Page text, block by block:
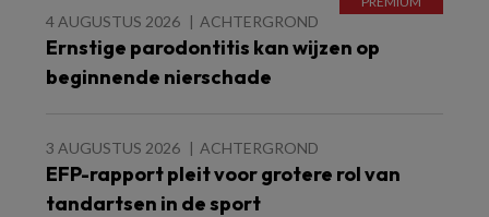
4 AUGUSTUS 2026 ACHTERGROND
Ernstige parodontitis kan wijzen op
beginnende nierschade
3 AUGUSTUS 2026 ACHTERGROND
EFP-rapport pleit voor grotere rol van
tandartsen in de sport